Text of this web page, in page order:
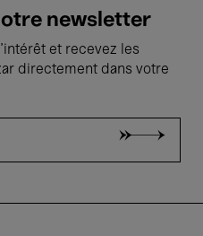
newsletter
et recevez les
directement dans votre